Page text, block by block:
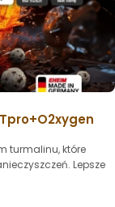
turmalinu, które
Lepsze